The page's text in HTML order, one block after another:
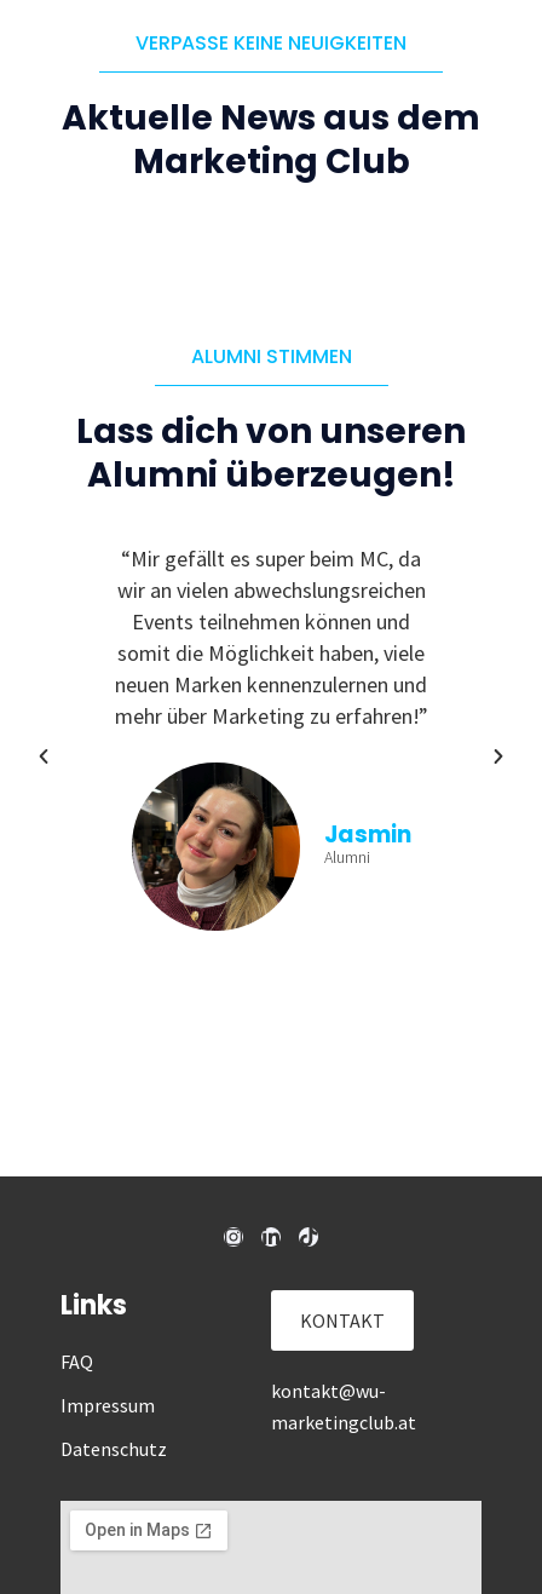
VERPASSE KEINE NEUIGKEITEN
Aktuelle News aus dem
Marketing Club
ALUMNI STIMMEN
Lass dich von unseren
Alumni überzeugen!
“Mir gefällt es super beim MC, da
wir an vielen abwechslungsreichen
Events teilnehmen können und
somit die Möglichkeit haben, viele
neuen Marken kennenzulernen und
mehr über Marketing zu erfahren!”
Jasmin
Alumni
Links
FAQ
Impressum
Datenschutz
KONTAKT
kontakt@wu-
marketingclub.at